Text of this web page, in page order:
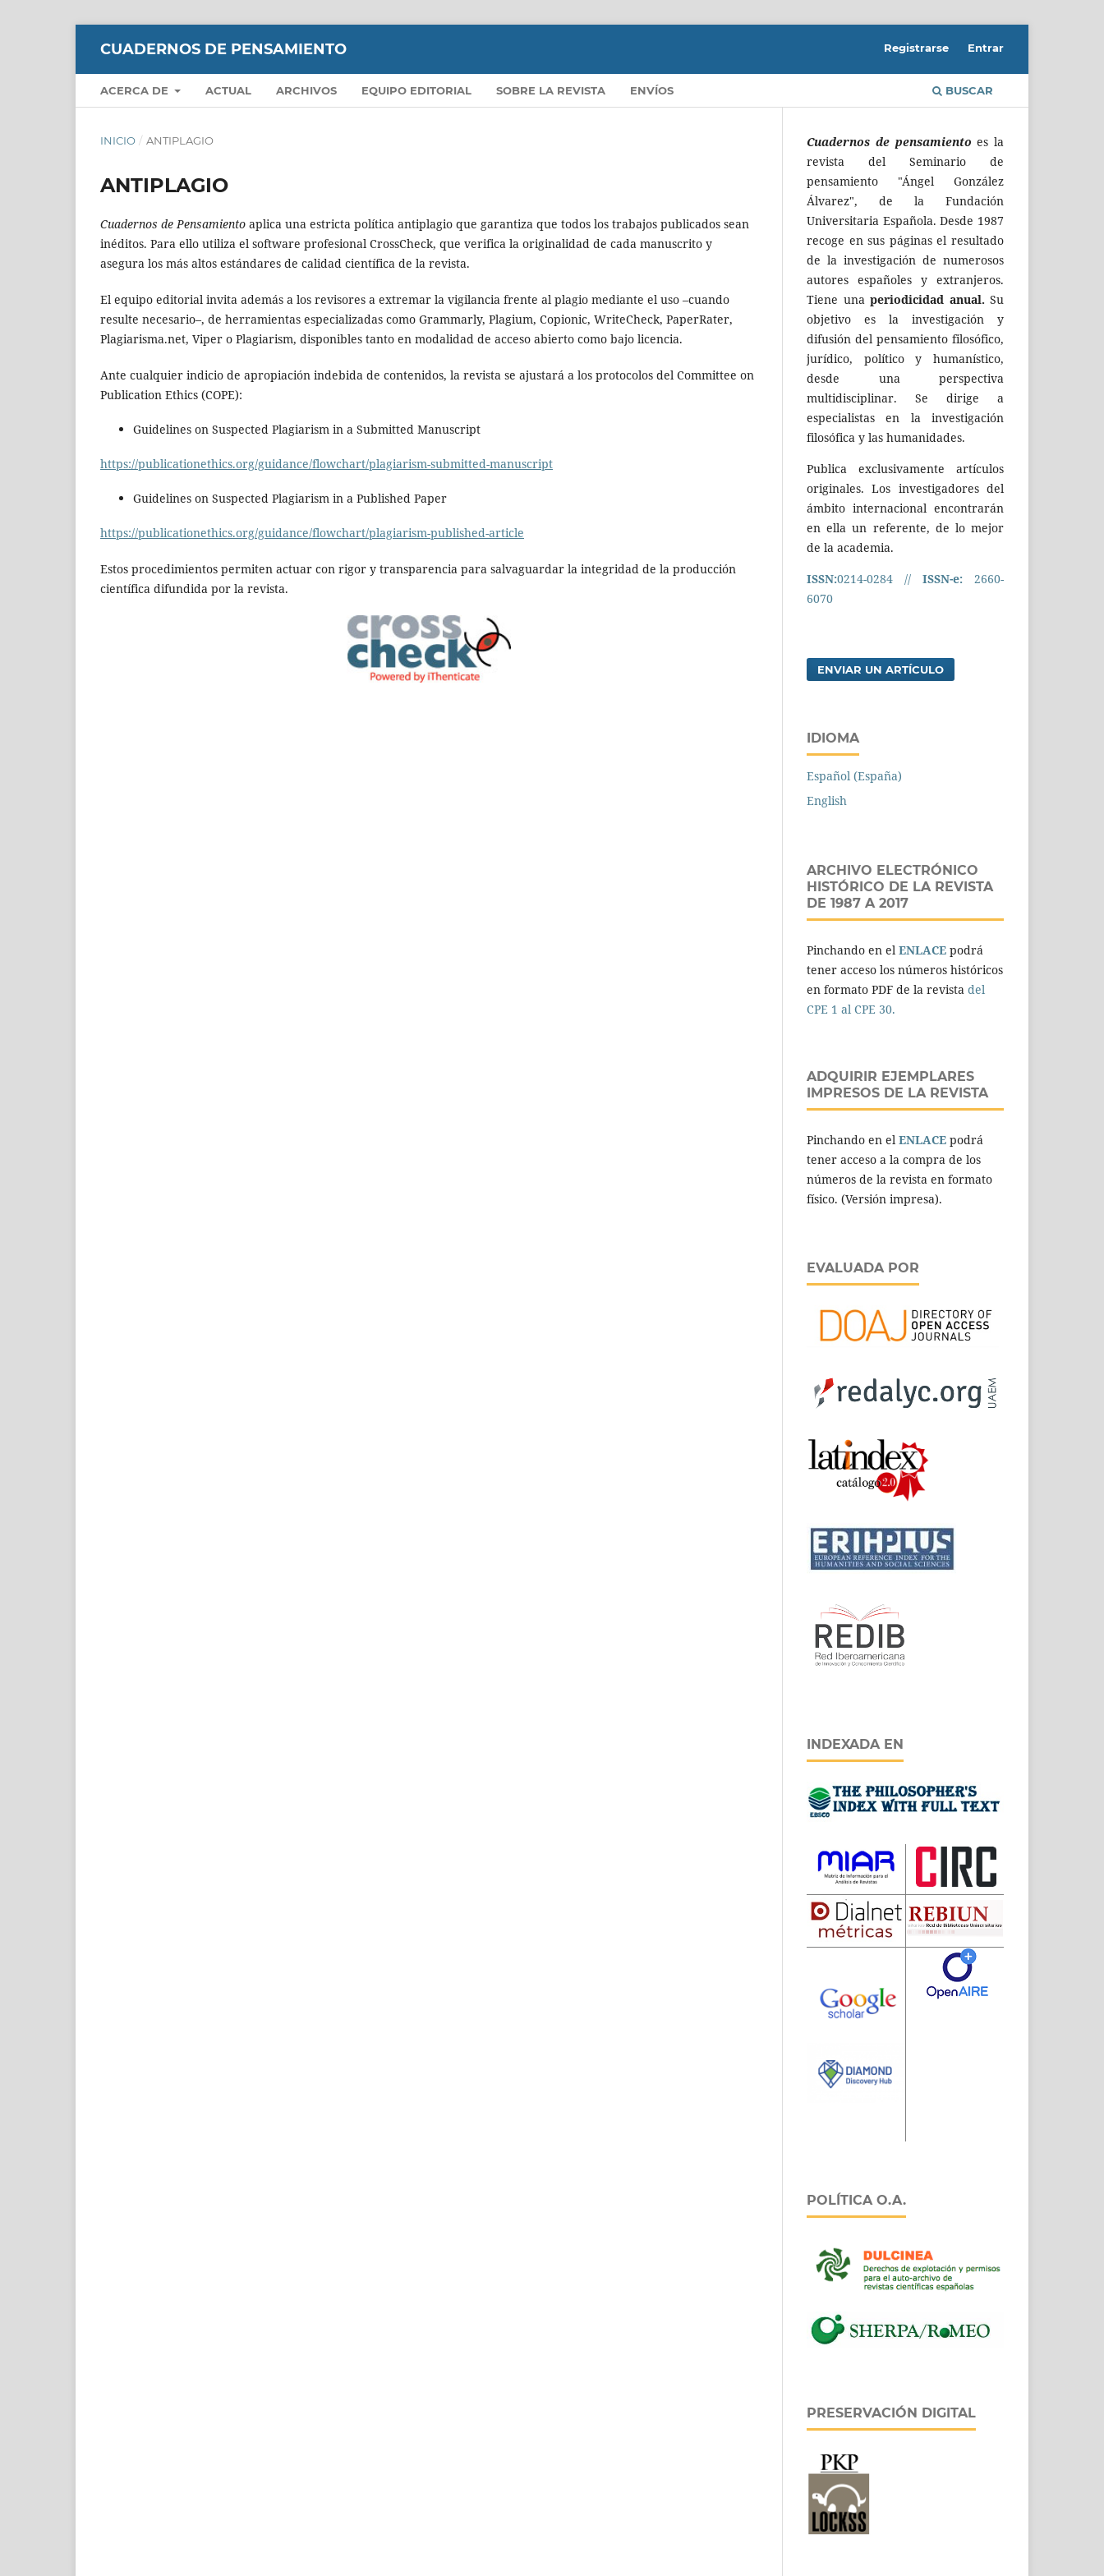
CUADERNOS DE PENSAMIENTO
ACERCA DE ACTUAL ARCHIVOS EQUIPO EDITORIAL SOBRE LA REVISTA ENVÍOS BUSCAR
Registrarse Entrar
INICIO / ANTIPLAGIO
ANTIPLAGIO
Cuadernos de Pensamiento aplica una estricta política antiplagio que garantiza que todos los trabajos publicados sean
inéditos. Para ello utiliza el software profesional CrossCheck, que verifica la originalidad de cada manuscrito y
asegura los más altos estándares de calidad científica de la revista.
El equipo editorial invita además a los revisores a extremar la vigilancia frente al plagio mediante el uso –cuando
resulte necesario–, de herramientas especializadas como Grammarly, Plagium, Copionic, WriteCheck, PaperRater,
Plagiarisma.net, Viper o Plagiarism, disponibles tanto en modalidad de acceso abierto como bajo licencia.
Ante cualquier indicio de apropiación indebida de contenidos, la revista se ajustará a los protocolos del Committee on
Publication Ethics (COPE):
Guidelines on Suspected Plagiarism in a Submitted Manuscript
https://publicationethics.org/guidance/flowchart/plagiarism-submitted-manuscript
Guidelines on Suspected Plagiarism in a Published Paper
https://publicationethics.org/guidance/flowchart/plagiarism-published-article
Estos procedimientos permiten actuar con rigor y transparencia para salvaguardar la integridad de la producción
científica difundida por la revista.
Cuadernos de pensamiento es la
revista del Seminario de
pensamiento "Ángel González
Álvarez", de la Fundación
Universitaria Española. Desde 1987
recoge en sus páginas el resultado
de la investigación de numerosos
autores españoles y extranjeros.
Tiene una periodicidad anual. Su
objetivo es la investigación y
difusión del pensamiento filosófico,
jurídico, político y humanístico,
desde una perspectiva
multidisciplinar. Se dirige a
especialistas en la investigación
filosófica y las humanidades.
Publica exclusivamente artículos
originales. Los investigadores del
ámbito internacional encontrarán
en ella un referente, de lo mejor
de la academia.
ISSN:0214-0284 // ISSN-e: 2660-
6070
ENVIAR UN ARTÍCULO
IDIOMA
Español (España)
English
ARCHIVO ELECTRÓNICO
HISTÓRICO DE LA REVISTA
DE 1987 A 2017
Pinchando en el ENLACE podrá
tener acceso los números históricos
en formato PDF de la revista del
CPE 1 al CPE 30.
ADQUIRIR EJEMPLARES
IMPRESOS DE LA REVISTA
Pinchando en el ENLACE podrá
tener acceso a la compra de los
números de la revista en formato
físico. (Versión impresa).
EVALUADA POR
INDEXADA EN
POLÍTICA O.A.
PRESERVACIÓN DIGITAL